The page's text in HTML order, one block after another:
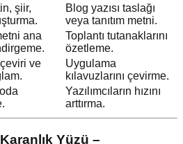
şiir,
Blog yazısı taslağı
veya tanıtım metni.
ana
Toplantı tutanaklarını
özetleme.
ve
Uygulama
kılavuzlarını çevirme.
Yazılımcıların hızını
arttırma.
Yüzü –